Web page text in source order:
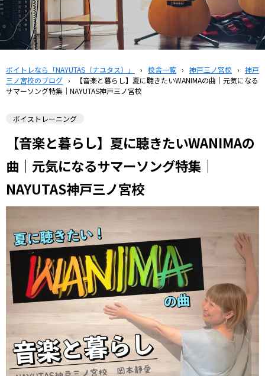
ボイトレなら「NAYUTAS（ナユタス）」 › 校舎一覧 › 神戸三ノ宮校 › 神戸
三ノ宮校のブログ ›
【音楽と暮らし】夏に聴きたいWANIMAの曲｜元気になる
サマーソング特集｜NAYUTAS神戸三ノ宮校
ボイストレーニング
【音楽と暮らし】夏に聴きたいWANIMAの
曲｜元気になるサマーソング特集｜
NAYUTAS神戸三ノ宮校